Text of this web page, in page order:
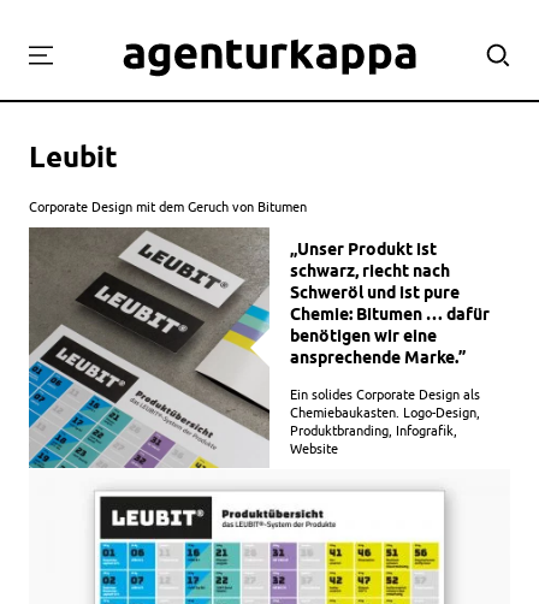
Workshops
Team
Kontakt
Leubit
Corporate Design mit dem Geruch von Bitumen
„Unser Produkt ist
schwarz, riecht nach
Schweröl und ist pure
Chemie: Bitumen … dafür
benötigen wir eine
ansprechende Marke.”
Ein solides Corporate Design als
Chemiebaukasten. Logo-Design,
Produktbranding, Infografik,
Website